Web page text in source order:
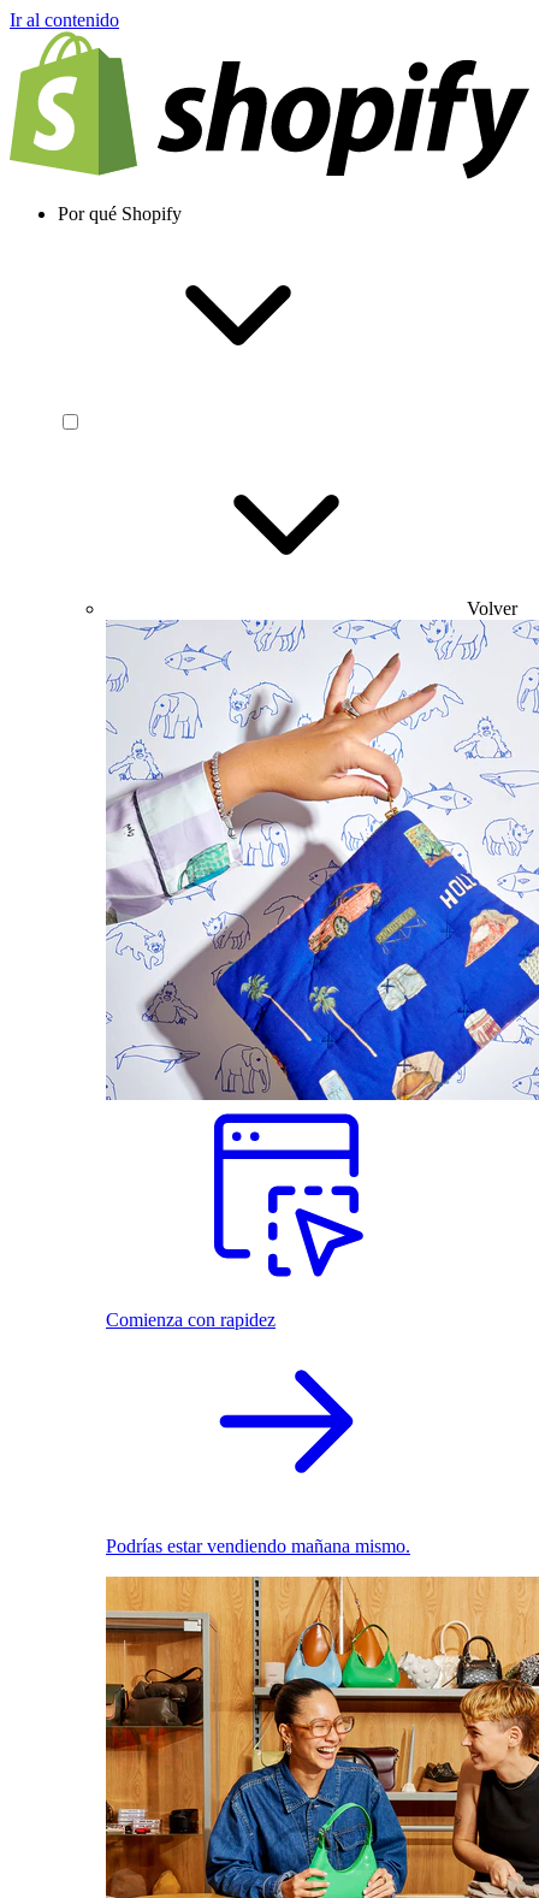
Ir al contenido
Por qué Shopify
Volver
Comienza con rapidez
Podrías estar vendiendo mañana mismo.